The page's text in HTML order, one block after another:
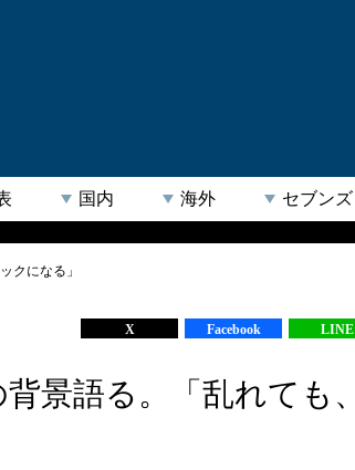
国内 海外 セブンズ
クになる」
X Facebook LINE
景語る。「乱れても、